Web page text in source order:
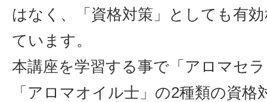
はなく、「資格対策」としても有
ています。
本講座を学習する事で「アロマセ
「アロマオイル士」の2種類の資格